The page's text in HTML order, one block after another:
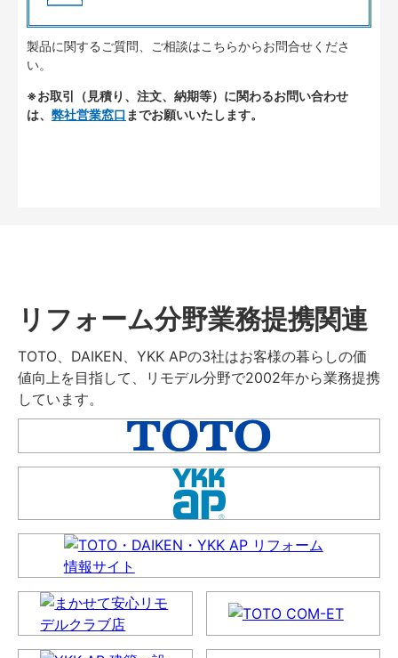
製品に関するご質問、ご相談はこちらからお問合せくださ
い。
※お取引（見積り、注文、納期等）に関わるお問い合わせ
は、 弊社営業窓口 までお願いいたします。
リフォーム分野業務提携関連
TOTO、DAIKEN、YKK APの3社はお客様の暮らしの価
値向上を目指して、リモデル分野で2002年から業務提携
しています。